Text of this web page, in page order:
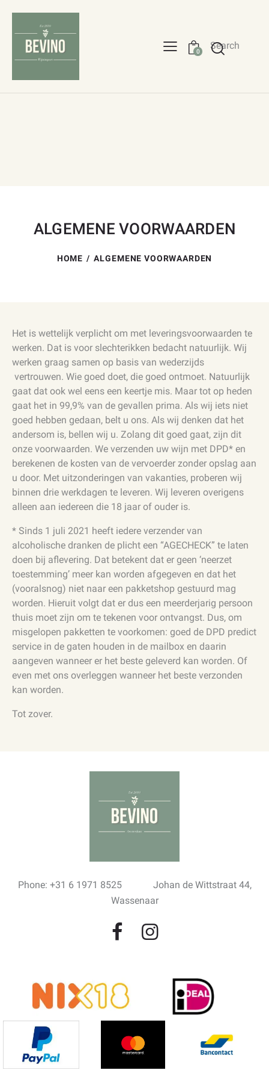
0 Search
ALGEMENE VOORWAARDEN
HOME ALGEMENE VOORWAARDEN
Het is wettelijk verplicht om met leveringsvoorwaarden te
werken. Dat is voor slechterikken bedacht natuurlijk. Wij
werken graag samen op basis van wederzijds
vertrouwen. Wie goed doet, die goed ontmoet. Natuurlijk
gaat dat ook wel eens een keertje mis. Maar tot op heden
gaat het in 99,9% van de gevallen prima. Als wij iets niet
goed hebben gedaan, belt u ons. Als wij denken dat het
andersom is, bellen wij u. Zolang dit goed gaat, zijn dit
onze voorwaarden. We verzenden uw wijn met DPD* en
berekenen de kosten van de vervoerder zonder opslag aan
u door. Met uitzonderingen van vakanties, proberen wij
binnen drie werkdagen te leveren. Wij leveren overigens
alleen aan iedereen die 18 jaar of ouder is.
* Sinds 1 juli 2021 heeft iedere verzender van
alcoholische dranken de plicht een “AGECHECK” te laten
doen bij aflevering. Dat betekent dat er geen ‘neerzet
toestemming’ meer kan worden afgegeven en dat het
(vooralsnog) niet naar een pakketshop gestuurd mag
worden. Hieruit volgt dat er dus een meerderjarig persoon
thuis moet zijn om te tekenen voor ontvangst. Dus, om
misgelopen pakketten te voorkomen: goed de DPD predict
service in de gaten houden in de mailbox en daarin
aangeven wanneer er het beste geleverd kan worden. Of
even met ons overleggen wanneer het beste verzonden
kan worden.
Tot zover.
Phone: +31 6 1971 8525
Johan de Wittstraat 44,
Wassenaar